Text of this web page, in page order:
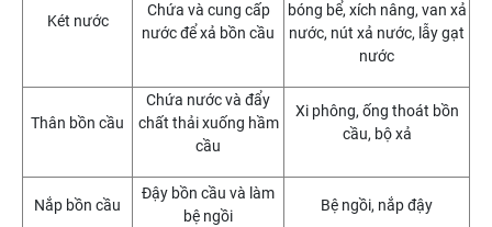
Két nước
Chứa và cung cấp
nước để xả bồn cầu
bóng bể, xích nâng, van xả
nước, nút xả nước, lẫy gạt
nước
Thân bồn cầu
Chứa nước và đẩy
chất thải xuống hầm
cầu
Xi phông, ống thoát bồn
cầu, bộ xả
Nắp bồn cầu
Đậy bồn cầu và làm
bệ ngồi
Bệ ngồi, nắp đậy